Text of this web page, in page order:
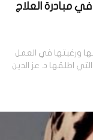
مبادرة العلاج
ورغبتها في العمل
اطلقها د. عز الدين